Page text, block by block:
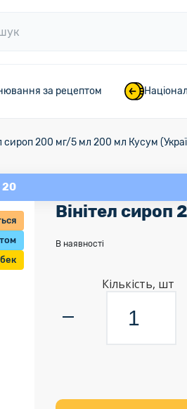
за рецептом
сироп 200 мг/5 мл 200 мл Кусум
20
Вінітел
В наявності
Кількість, шт